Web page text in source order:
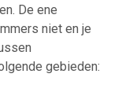
De ene
niet en je
gebieden: